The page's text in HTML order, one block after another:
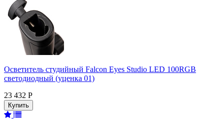
Осветитель студийный Falcon Eyes Studio LED 100RGB
светодиодный (уценка 01)
23 432 Р